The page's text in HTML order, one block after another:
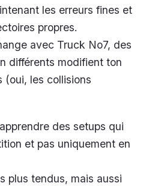
les erreurs fines et
propres.
avec Truck No7, des
différents modifient ton
(oui, les collisions
des setups qui
et pas uniquement en
plus tendus, mais aussi